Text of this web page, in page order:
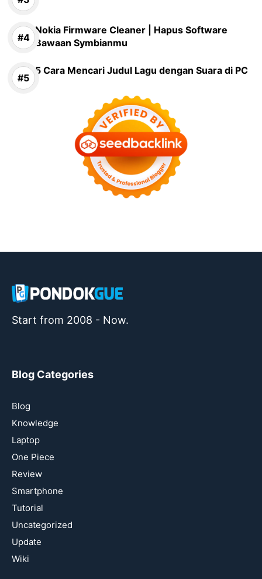
Nokia Firmware Cleaner | Hapus Software
Bawaan Symbianmu
5 Cara Mencari Judul Lagu dengan Suara di PC
Start from 2008 - Now.
Blog Categories
Blog
Knowledge
Laptop
One Piece
Review
Smartphone
Tutorial
Uncategorized
Update
Wiki